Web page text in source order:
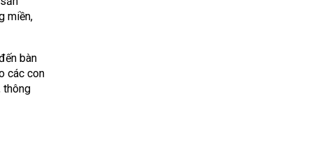
miền,
bàn
các con
thông